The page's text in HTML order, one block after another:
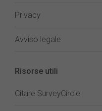
Privacy
Avviso legale
Risorse utili
Citare SurveyCircle